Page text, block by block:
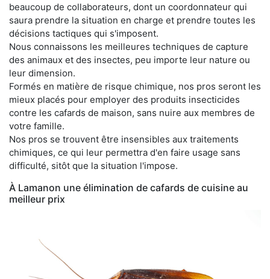
beaucoup de collaborateurs, dont un coordonnateur qui
saura prendre la situation en charge et prendre toutes les
décisions tactiques qui s'imposent.
Nous connaissons les meilleures techniques de capture
des animaux et des insectes, peu importe leur nature ou
leur dimension.
Formés en matière de risque chimique, nos pros seront les
mieux placés pour employer des produits insecticides
contre les cafards de maison, sans nuire aux membres de
votre famille.
Nos pros se trouvent être insensibles aux traitements
chimiques, ce qui leur permettra d'en faire usage sans
difficulté, sitôt que la situation l'impose.
À Lamanon une élimination de cafards de cuisine au
meilleur prix